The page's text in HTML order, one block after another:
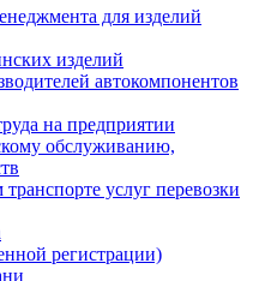
для изделий
изделий
автокомпонентов
на предприятии
обслуживанию,
услуг перевозки
регистрации)